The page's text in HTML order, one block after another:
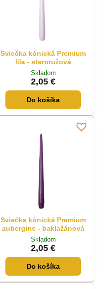
Sviečka kónická Premium
lila - staroružová
Skladom
2,05 €
Do košíka
Sviečka kónická Premium
aubergine - baklažánová
Skladom
2,05 €
Do košíka